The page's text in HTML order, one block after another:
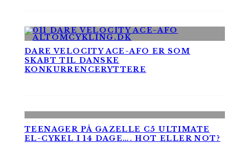
DARE VELOCITY ACE-AFO ER SOM
SKABT TIL DANSKE
KONKURRENCERYTTERE
TEENAGER PÅ GAZELLE C5 ULTIMATE
EL-CYKEL I 14 DAGE…. HOT ELLER NOT?